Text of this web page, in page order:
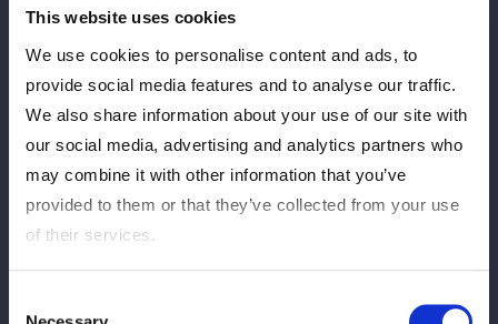
This website uses cookies
We use cookies to personalise content and ads, to
provide social media features and to analyse our traffic.
We also share information about your use of our site with
our social media, advertising and analytics partners who
may combine it with other information that you’ve
provided to them or that they’ve collected from your use
of their services.
ターダム王者で現ゴッデス・オブ・スターダム王者の羽南は高い
壁ではあるが、なんとか突破口を見出したい。
さくらが握手を求め羽南も応じてゴング。凱旋のさくらにコール
が送られ、ロックアップからバックの取り合い。さくらが腕を取
と、さくらもヘッドロックに切り返しグラウンドへ。羽南が逃れ
るとさくらがドロップキック、ニードロップ。ボディースラム狙
いは、羽南が切り返して反対に叩きつける。羽南は後方からニー
アタック。さくらが返すと、羽南はスリーパー、鎌固め、ネック
さくらがエルボーで向かっていくと、羽南が「もっとこいよ！」